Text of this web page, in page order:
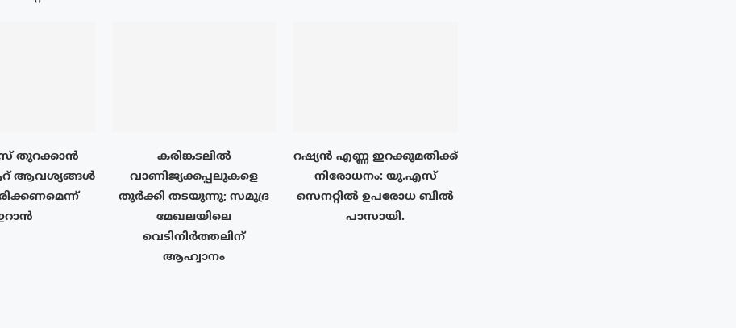
തുറക്കാൻ
ആവശ്യങ്ങൾ
കരിങ്കടലിൽ
വാണിജ്യക്കപ്പലുകളെ
തുർക്കി തടയുന്നു; സമുദ്ര
മേഖലയിലെ
വെടിനിർത്തലിന്
ആഹ്വാനം
റഷ്യൻ എണ്ണ ഇറക്കുമതിക്ക്
നിരോധനം: യു.എസ്
സെനറ്റിൽ ഉപരോധ ബിൽ
പാസായി.